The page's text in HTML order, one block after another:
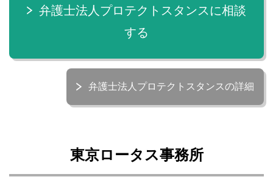
弁護士法人プロテクトスタンスに相談
する
弁護士法人プロテクトスタンスの詳細
東京ロータス事務所